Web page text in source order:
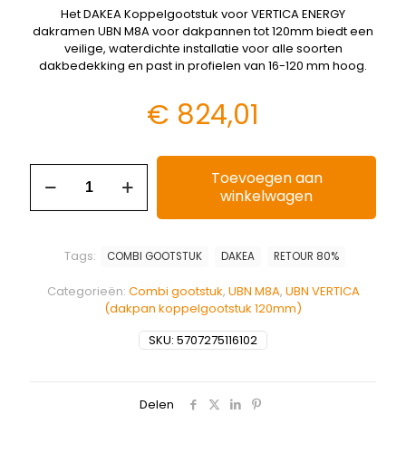
Het DAKEA Koppelgootstuk voor VERTICA ENERGY
dakramen UBN M8A voor dakpannen tot 120mm biedt een
veilige, waterdichte installatie voor alle soorten
dakbedekking en past in profielen van 16-120 mm hoog.
€ 824,01
Toevoegen aan
winkelwagen
SKU: 5707275116102
Categorieën: Combi gootstuk, UBN M8A, UBN VERTICA
(dakpan koppelgootstuk 120mm)
Tags: COMBI GOOTSTUK DAKEA RETOUR 80%
Delen